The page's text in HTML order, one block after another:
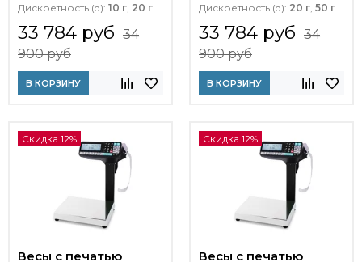
Дискретность (d): 10 г, 20 г
33 784 руб 34
900 руб
В КОРЗИНУ
Дискретность (d): 20 г, 50 г
33 784 руб 34
900 руб
В КОРЗИНУ
Скидка 12%
Весы с печатью
Скидка 12%
Весы с печатью